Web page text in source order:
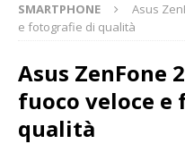
SMARTPHONE
Asus
e fotografie di qualità
Asus ZenFone
fuoco veloce
qualità